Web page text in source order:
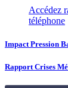
Accédez
téléphone
Impact Pression
Rapport Crises